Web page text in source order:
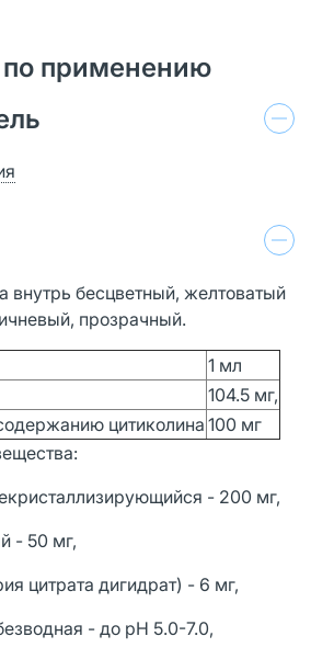
применению
внутрь бесцветный, желтоватый
прозрачный.
1 мл
104.5 мг,
цитиколина 100 мг
- 200 мг,
- 50 мг,
цитрата дигидрат) - 6 мг,
- до pH 5.0-7.0,